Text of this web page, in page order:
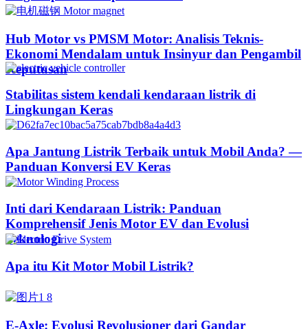
Hub Motor vs PMSM Motor: Analisis Teknis-
Ekonomi Mendalam untuk Insinyur dan Pengambil
Keputusan
Stabilitas sistem kendali kendaraan listrik di
Lingkungan Keras
Apa Jantung Listrik Terbaik untuk Mobil Anda? —
Panduan Konversi EV Keras
Inti dari Kendaraan Listrik: Panduan
Komprehensif Jenis Motor EV dan Evolusi
Teknologi
Apa itu Kit Motor Mobil Listrik?
E-Axle: Evolusi Revolusioner dari Gandar